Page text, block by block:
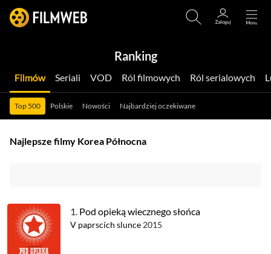
Ranking
Filmów Seriali VOD Ról filmowych Ról serialowych
Top 500 Polskie Nowości Najbardziej oczekiwane
Najlepsze filmy Korea Północna
1. Pod opieką wiecznego słońca
V paprscích slunce 2015